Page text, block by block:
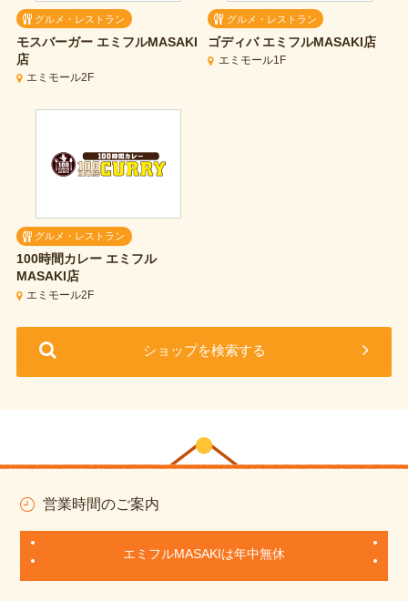
グルメ・レストラン
モスバーガー エミフルMASAKI
店
エミモール2F
グルメ・レストラン
ゴディバ エミフルMASAKI店
エミモール1F
グルメ・レストラン
100時間カレー エミフル
MASAKI店
エミモール2F
ショップを検索する
営業時間のご案内
エミフルMASAKIは年中無休